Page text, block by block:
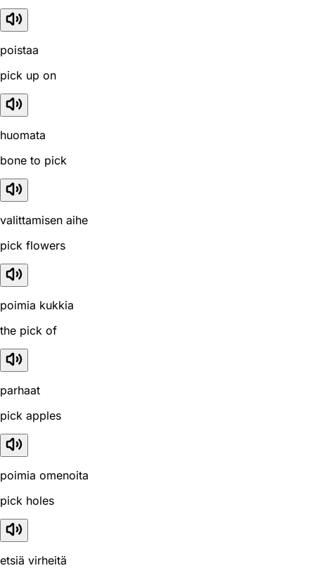
poistaa
pick up on
huomata
bone to pick
valittamisen aihe
pick flowers
poimia kukkia
the pick of
parhaat
pick apples
poimia omenoita
pick holes
etsiä virheitä